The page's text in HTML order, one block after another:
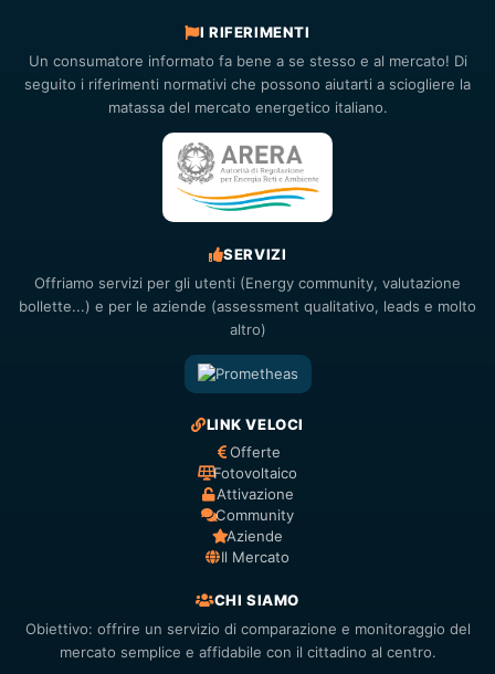
I RIFERIMENTI
Un consumatore informato fa bene a se stesso e al mercato! Di
seguito i riferimenti normativi che possono aiutarti a sciogliere la
matassa del mercato energetico italiano.
SERVIZI
Offriamo servizi per gli utenti (Energy community, valutazione
bollette...) e per le aziende (assessment qualitativo, leads e molto
altro)
LINK VELOCI
Offerte
Fotovoltaico
Attivazione
Community
Aziende
Il Mercato
CHI SIAMO
Obiettivo: offrire un servizio di comparazione e monitoraggio del
mercato semplice e affidabile con il cittadino al centro.